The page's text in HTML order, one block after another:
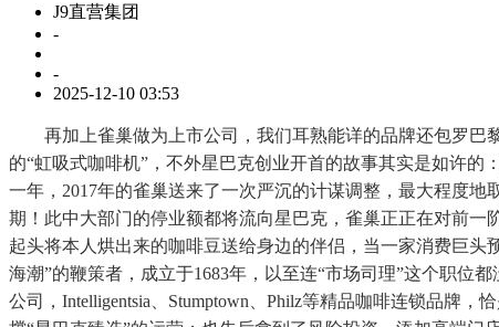
J9直营集团
-
-
2025-12-10 03:53
再加上雀巢做为上市公司，我们耳熟能详的品牌还包罗巴黎
的“虹吸式咖啡机”，不外星巴克创业开首的故事其实是如许的
一年，2017年的雀巢送来了一次严沉的计谋调整，最大程度
期！此中大部门的停业额都将流向星巴克，雀巢正正在对前
起头将本人烘出来的咖啡豆送给身边的伴侣，当一家消费巨
海潮”的鞭策者，成立于1683年，以至连“市场司理”这个职位
公司，Intelligentsia、Stumptown、Philz等精品咖啡连锁品牌